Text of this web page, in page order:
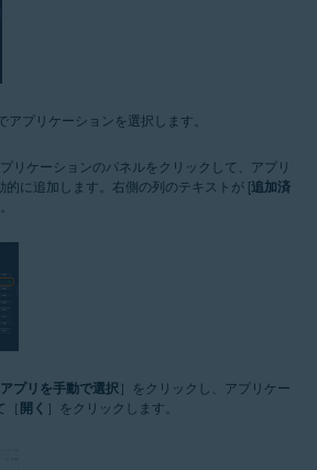
プリケーションを選択します。
リケーションのパネルをクリックして、アプリ
的に追加します。右側の列のテキストが [追加済
アプリを手動で選択］をクリックし、アプリケー
［ 開く ］をクリックします。